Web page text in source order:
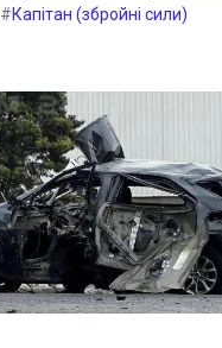
#Капітан (збройні сили)